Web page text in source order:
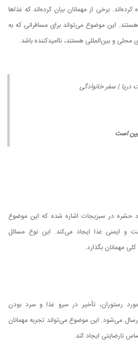
برخی از مهمانان بیان کرده‌اند که غذاها
این موضوع می‌تواند برای مسافرانی که به
محلی و بین‌المللی هستند، ناامیدکننده باشد.
| سفر خانوادگی
است
حشره در سبزیجات اشاره شده که این موضوع
و ایمنی غذا ایجاد می‌کند. این نوع مسائل
مهمانان بگذارد.
رستوران، تأخیر در سرو غذا و سرد بودن
می‌شود. این موضوع می‌تواند تجربه مهمانان
نارضایتی ایجاد کند.